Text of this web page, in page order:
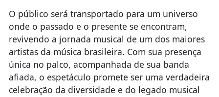
O público será transportado para um universo
onde o passado e o presente se encontram,
revivendo a jornada musical de um dos maiores
artistas da música brasileira. Com sua presença
única no palco, acompanhada de sua banda
afiada, o espetáculo promete ser uma verdadeira
celebração da diversidade e do legado musical